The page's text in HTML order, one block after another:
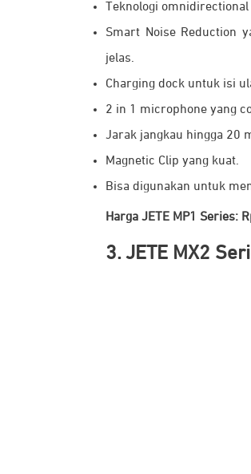
Teknologi
Smart Noise Reduction
jelas.
Charging dock untuk isi
2 in 1 microphone yang
Jarak jangkau hingga 20
Magnetic Clip yang kuat.
Bisa digunakan untuk
Harga JETE MP1 Series:
3. JETE MX2